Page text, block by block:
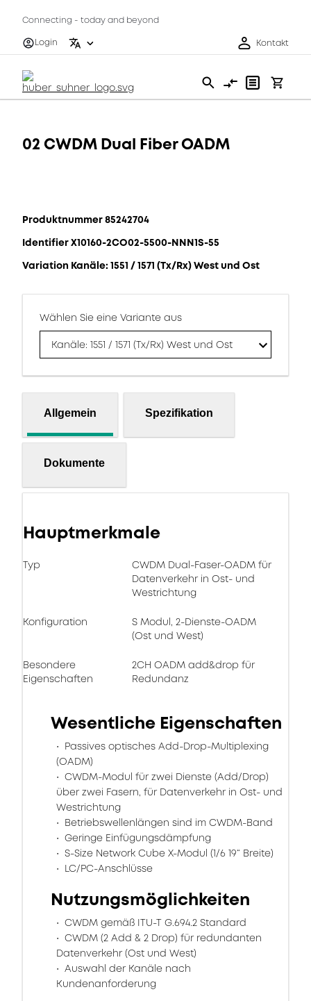
Connecting - today and beyond
Login
Kontakt
02 CWDM Dual Fiber OADM
Produktnummer 85242704
Identifier X10160-2CO02-5500-NNN1S-55
Variation Kanäle: 1551 / 1571 (Tx/Rx) West und Ost
Wählen Sie eine Variante aus
Kanäle: 1551 / 1571 (Tx/Rx) West und Ost
Allgemein Spezifikation
Dokumente
Hauptmerkmale
Typ
CWDM Dual-Faser-OADM für
Datenverkehr in Ost- und
Westrichtung
Konfiguration
S Modul, 2-Dienste-OADM
(Ost und West)
Besondere
Eigenschaften
2CH OADM add&drop für
Redundanz
Wesentliche Eigenschaften
Passives optisches Add-Drop-Multiplexing
(OADM)
CWDM-Modul für zwei Dienste (Add/Drop)
über zwei Fasern, für Datenverkehr in Ost- und
Westrichtung
Betriebswellenlängen sind im CWDM-Band
Geringe Einfügungsdämpfung
S-Size Network Cube X-Modul (1/6 19“ Breite)
LC/PC-Anschlüsse
Nutzungsmöglichkeiten
CWDM gemäß ITU-T G.694.2 Standard
CWDM (2 Add & 2 Drop) für redundanten
Datenverkehr (Ost und West)
Auswahl der Kanäle nach
Kundenanforderung